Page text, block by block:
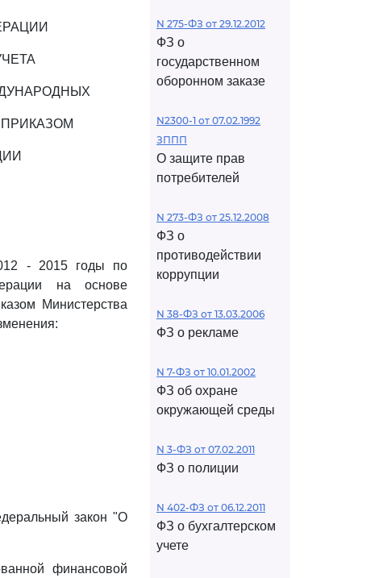
- 2015 годы по
на основе
Министерства
закон "О
финансовой
N 275-ФЗ от 29.12.2012
ФЗ о
государственном
оборонном заказе
N2300-1 от 07.02.1992
ЗППП
О защите прав
потребителей
N 273-ФЗ от 25.12.2008
ФЗ о
противодействии
коррупции
N 38-ФЗ от 13.03.2006
ФЗ о рекламе
N 7-ФЗ от 10.01.2002
ФЗ об охране
окружающей среды
N 3-ФЗ от 07.02.2011
ФЗ о полиции
N 402-ФЗ от 06.12.2011
ФЗ о бухгалтерском
учете